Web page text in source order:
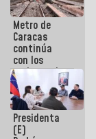
Metro de
Caracas
continúa
con los
trabajos de
mantenimiento
e inspección
en la Línea 2
Presidenta
(E)